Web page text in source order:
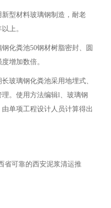
型材料玻璃钢制造，耐老
上。
化粪池50钢材树脂密封、圆
增加数倍。
玻璃钢化粪池采用地埋式、
。使用方法编辑l、玻璃钢
单项工程设计人员计算得出
省可靠的西安泥浆清运推